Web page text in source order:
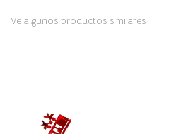
Ve algunos productos similares